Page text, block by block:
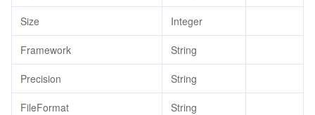
Size Integer
Framework String
Precision String
FileFormat String